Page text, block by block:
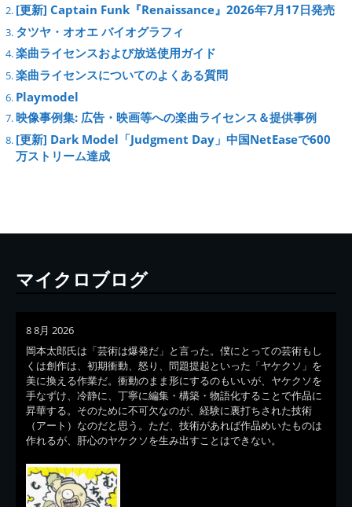
[更新] Captain Funk『Renaissance』2026年7月17日発売
タツヤ・オオエ バイオグラフィ
楽曲ライセンスおよび放送使用ガイド
楽曲ライセンスについてのよくある質問
Playmodel
映像事例集: 広告・映画等への楽曲ライセンス＆提供事例
[更新] Dark Model「Judgment Day」中国NetEaseで600
万ストリーム達成
マイクロブログ
8 8月 2026
岡本太郎氏は「芸術は爆発だ」と言った。僕にとっての芸術もし
くは創作は、初期衝動、怒り、問題提起といった「ヤケクソ」を
美に換える作業だ。衝動のまま形にするのもいいが、ヤケクソを
手なずけ、冷静に、丁寧に編集・構築・物語化することで作品に
昇華する。そのために不可欠なのが、経験に裏打ちされた技術
（アート）なのだと思う。ただ、技術があれば作品めいたものは
作れるが、肝心のヤケクソを生み出すことはできない。